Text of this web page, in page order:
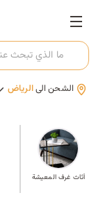
الشحن الىالرياض
أثاث غرف المعيشة
طاولات جانبية